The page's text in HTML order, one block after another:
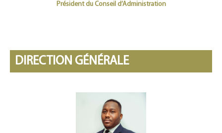
Président du Conseil d’Administration
DIRECTION GÉNÉRALE